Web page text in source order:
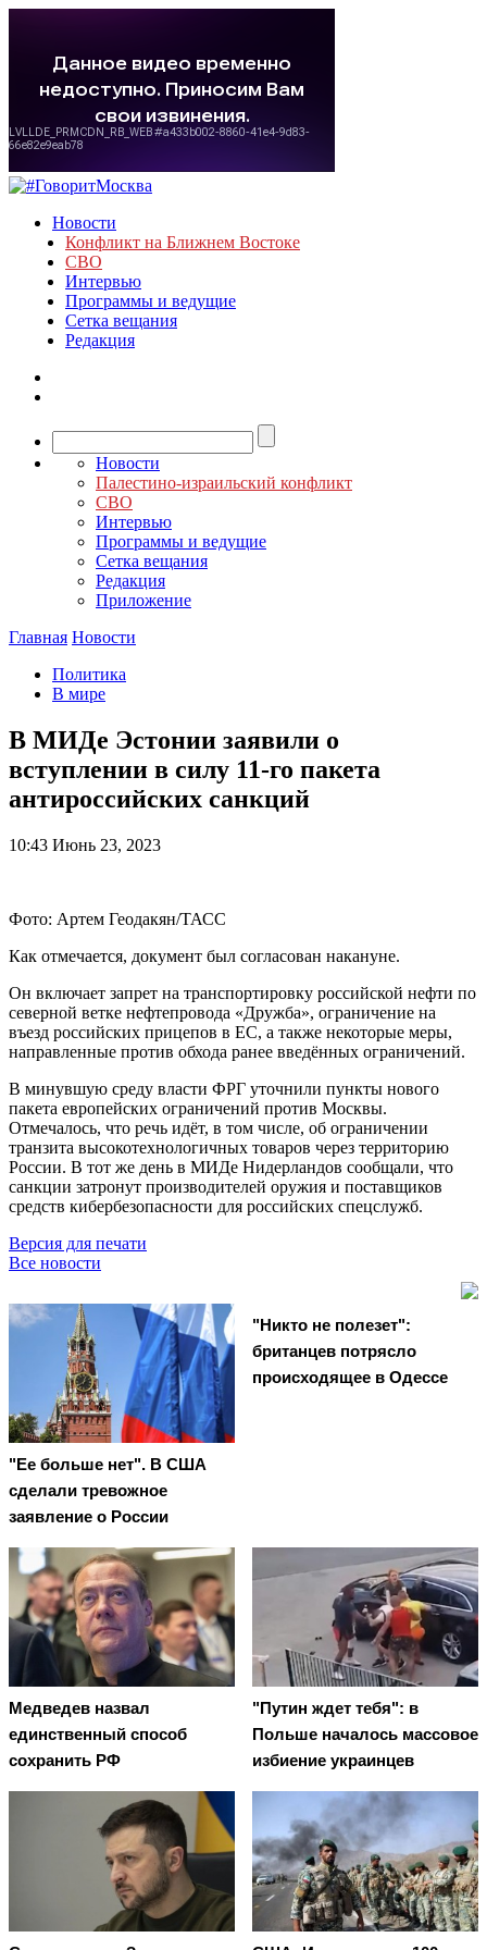
Новости
Конфликт на Ближнем Востоке
СВО
Интервью
Программы и ведущие
Сетка вещания
Редакция
Новости
Палестино-израильский конфликт
СВО
Интервью
Программы и ведущие
Сетка вещания
Редакция
Приложение
Главная Новости
Политика
В мире
В МИДе Эстонии заявили о
вступлении в силу 11-го пакета
антироссийских санкций
10:43 Июнь 23, 2023
Фото: Артем Геодакян/ТАСС
Как отмечается, документ был согласован накануне.
Он включает запрет на транспортировку российской нефти по
северной ветке нефтепровода «Дружба», ограничение на
въезд российских прицепов в ЕС, а также некоторые меры,
направленные против обхода ранее введённых ограничений.
В минувшую среду власти ФРГ уточнили пункты нового
пакета европейских ограничений против Москвы.
Отмечалось, что речь идёт, в том числе, об ограничении
транзита высокотехнологичных товаров через территорию
России. В тот же день в МИДе Нидерландов сообщали, что
санкции затронут производителей оружия и поставщиков
средств кибербезопасности для российских спецслужб.
Версия для печати
Все новости
"Ее больше нет". В США
сделали тревожное
заявление о России
"Никто не полезет":
британцев потрясло
происходящее в Одессе
Медведев назвал
единственный способ
сохранить РФ
"Путин ждет тебя": в
Польше началось массовое
избиение украинцев